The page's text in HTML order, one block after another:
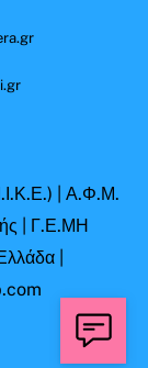
| Α.Φ.Μ.
| Γ.Ε.ΜΗ
|